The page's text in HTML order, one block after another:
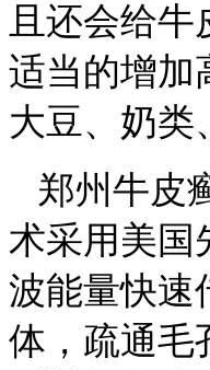
且还会给
适当的增加
大豆、奶类
郑州牛皮
术采用美国
波能量快速
体，疏通毛